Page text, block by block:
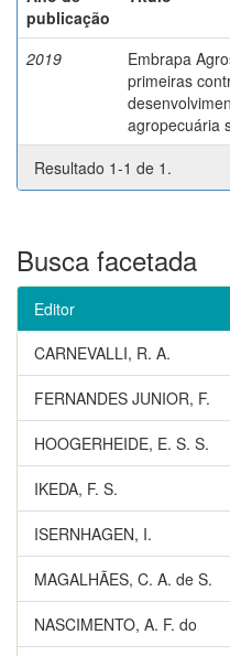
publicação
2019
Embrapa
primeiras
agropecuária
Resultado 1-1 de 1.
Busca facetada
Editor
CARNEVALLI, R. A.
FERNANDES JUNIOR, F.
HOOGERHEIDE, E. S. S.
IKEDA, F. S.
ISERNHAGEN, I.
MAGALHÃES, C. A. de S.
NASCIMENTO, A. F. do